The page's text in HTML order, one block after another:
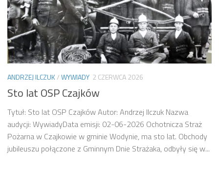
ANDRZEJ ILCZUK/WYWIADY 2 CZERWCA 2026
Sto lat OSP Czajków
Tytuł: Sto lat OSP Czajków Autor: Andrzej Ilczuk Nazwa
audycji: WywiadyData emisji: 02-06-2026 Ochotnicza Straż
Pożarna w Czajkowie w gminie Wodynie, ma sto lat. Obchody
jubileuszu połączone z Gminnym Dnie Strażaka, odbyły się w...